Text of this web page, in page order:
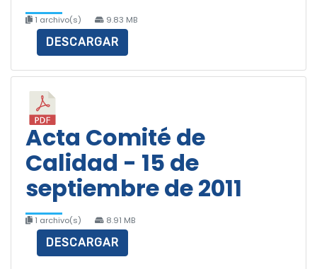
1 archivo(s) 9.83 MB
DESCARGAR
Acta Comité de
Calidad - 15 de
septiembre de 2011
1 archivo(s) 8.91 MB
DESCARGAR